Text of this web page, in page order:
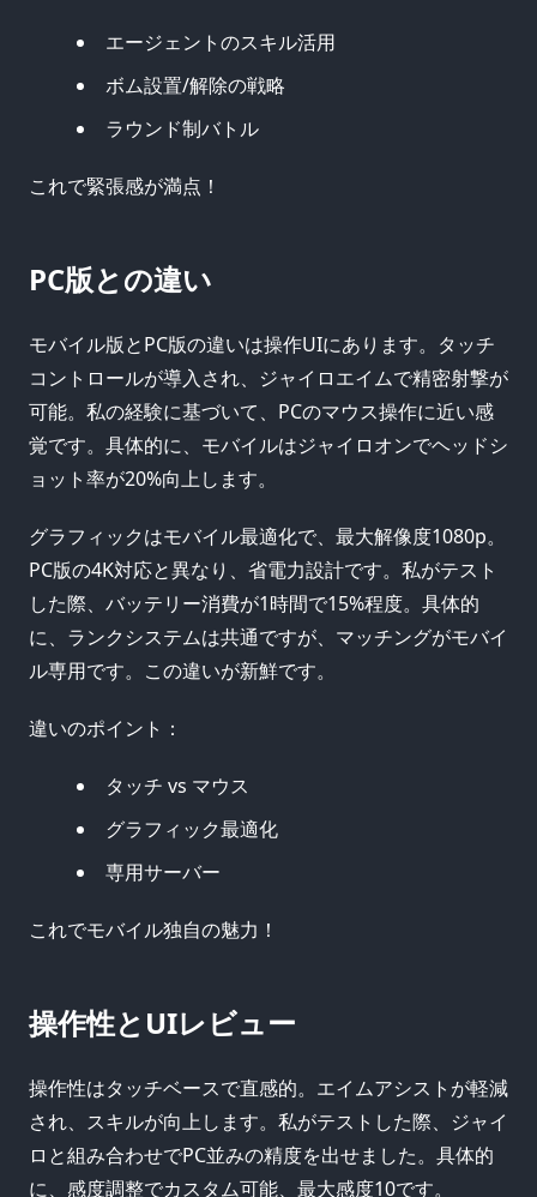
エージェントのスキル活用
ボム設置/解除の戦略
ラウンド制バトル
これで緊張感が満点！
PC版との違い
モバイル版とPC版の違いは操作UIにあります。タッチ
コントロールが導入され、ジャイロエイムで精密射撃が
可能。私の経験に基づいて、PCのマウス操作に近い感
覚です。具体的に、モバイルはジャイロオンでヘッドシ
ョット率が20%向上します。
グラフィックはモバイル最適化で、最大解像度1080p。
PC版の4K対応と異なり、省電力設計です。私がテスト
した際、バッテリー消費が1時間で15%程度。具体的
に、ランクシステムは共通ですが、マッチングがモバイ
ル専用です。この違いが新鮮です。
違いのポイント：
タッチ vs マウス
グラフィック最適化
専用サーバー
これでモバイル独自の魅力！
操作性とUIレビュー
操作性はタッチベースで直感的。エイムアシストが軽減
され、スキルが向上します。私がテストした際、ジャイ
ロと組み合わせでPC並みの精度を出せました。具体的
に、感度調整でカスタム可能、最大感度10です。